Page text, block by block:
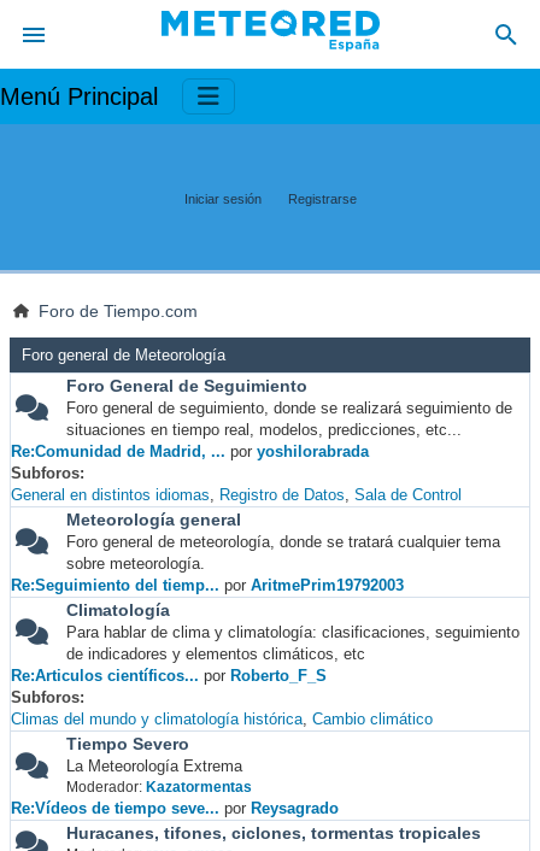
Menú Principal
Iniciar sesión Registrarse
Foro de Tiempo.com
Foro general de Meteorología
Foro General de Seguimiento
Foro general de seguimiento, donde se realizará seguimiento de
situaciones en tiempo real, modelos, predicciones, etc...
Re:Comunidad de Madrid, ... por yoshilorabrada
Subforos
General en distintos idiomas
Registro de Datos Sala de Control
Meteorología general
Foro general de meteorología, donde se tratará cualquier tema
sobre meteorología.
Re:Seguimiento del tiemp... por AritmePrim19792003
Climatología
Para hablar de clima y climatología: clasificaciones, seguimiento
de indicadores y elementos climáticos, etc
Re:Articulos científicos... por Roberto_F_S
Subforos
Climas del mundo y climatología histórica Cambio climático
Tiempo Severo
La Meteorología Extrema
Moderador: Kazatormentas
Re:Vídeos de tiempo seve... por Reysagrado
Huracanes, tifones, ciclones, tormentas tropicales